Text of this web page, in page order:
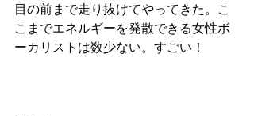
目の前まで走り抜けてやってきた。こ
こまでエネルギーを発散できる女性ボ
ーカリストは数少ない。すごい！